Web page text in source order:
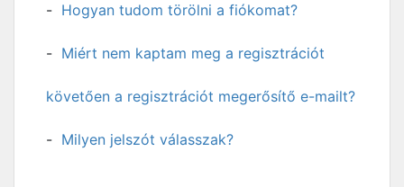
Hogyan tudom törölni a fiókomat?
Miért nem kaptam meg a regisztrációt
követően a regisztrációt megerősítő e-mailt?
Milyen jelszót válasszak?